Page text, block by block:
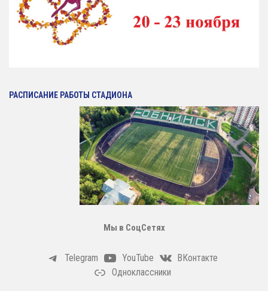
Антикоррупция
Антидопинг
Контакты отдела
Календарь Испытаний
Общая Информация
Тарифы на услуги
Расписания работы
Детский Бассейн
РАСПИСАНИЕ РАБОТЫ СТАДИОНА
Мы в СоцСетях
Telegram YouTube
ВКонтакте
Одноклассники